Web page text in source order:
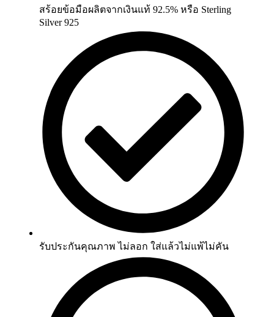
สร้อยข้อมือผลิตจากเงินแท้ 92.5% หรือ Sterling
Silver 925
รับประกันคุณภาพ ไม่ลอก ใส่แล้วไม่แพ้ไม่คัน